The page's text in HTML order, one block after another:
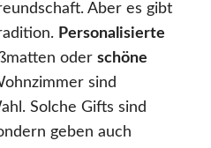
Aber es gibt
Personalisierte
oder schöne
sind
Solche Gifts sind
geben auch